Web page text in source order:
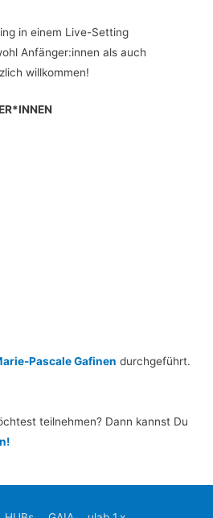
in einem Live-Setting
Anfänger:innen als auch
willkommen!
Pascale Gafinen durchgeführt.
teilnehmen? Dann kannst Du